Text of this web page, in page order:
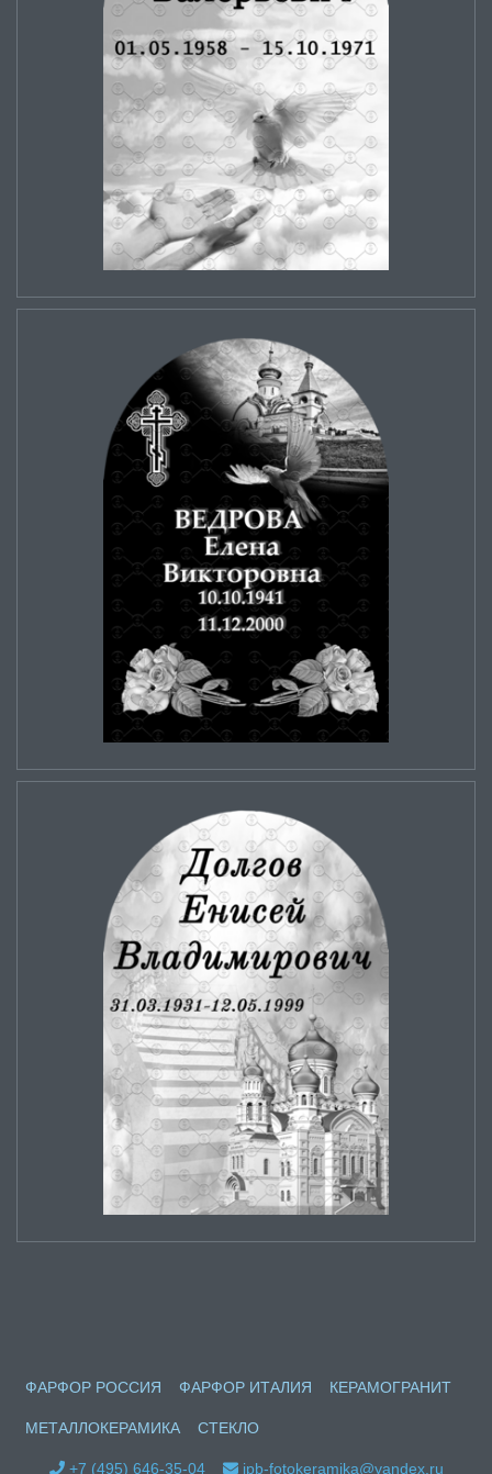
ФАРФОР РОССИЯ ФАРФОР ИТАЛИЯ КЕРАМОГРАНИТ
МЕТАЛЛОКЕРАМИКА СТЕКЛО
+7 (495) 646-35-04 ipb-fotokeramika@yandex.ru